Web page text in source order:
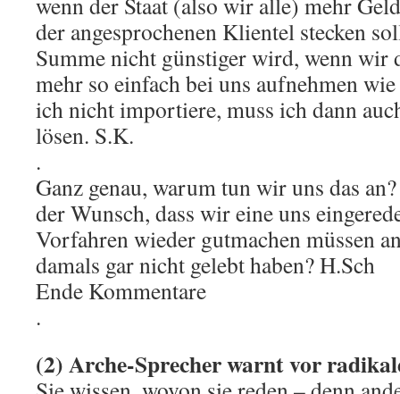
der angesprochenen Klientel stecken
Summe nicht günstiger wird, wenn wir
mehr so einfach bei uns aufnehmen
ich nicht importiere, muss ich dann
lösen. S.K.
.
Ganz genau, warum tun wir uns das
der Wunsch, dass wir eine uns
Vorfahren wieder gutmachen müssen
damals gar nicht gelebt haben? H.Sch
Ende Kommentare
.
(2) Arche-Sprecher warnt vor